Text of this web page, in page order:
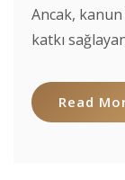
Ancak, kanun
katkı
Read